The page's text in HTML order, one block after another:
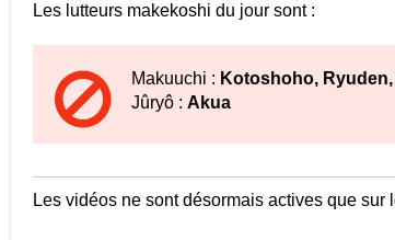
Les lutteurs makekoshi du jour sont :
Makuuchi : Kotoshoho,
Jûryô : Akua
Les vidéos ne sont désormais actives que